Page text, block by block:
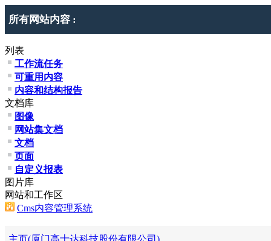
所有网站内容 :
列表
工作流任务
可重用内容
内容和结构报告
文档库
图像
网站集文档
文档
页面
自定义报表
图片库
网站和工作区
Cms内容管理系统
主页(厦门高士达科技股份有限公司)